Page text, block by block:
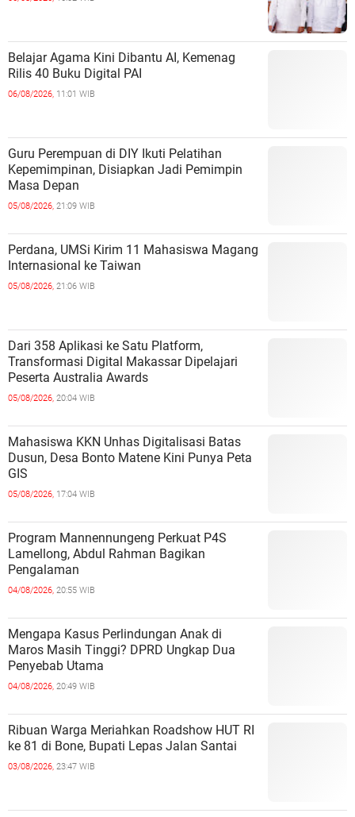
Belajar Agama Kini Dibantu AI, Kemenag
Rilis 40 Buku Digital PAI
06/08/2026, 11:01 WIB
Guru Perempuan di DIY Ikuti Pelatihan
Kepemimpinan, Disiapkan Jadi Pemimpin
Masa Depan
05/08/2026, 21:09 WIB
Perdana, UMSi Kirim 11 Mahasiswa Magang
Internasional ke Taiwan
05/08/2026, 21:06 WIB
Dari 358 Aplikasi ke Satu Platform,
Transformasi Digital Makassar Dipelajari
Peserta Australia Awards
05/08/2026, 20:04 WIB
Mahasiswa KKN Unhas Digitalisasi Batas
Dusun, Desa Bonto Matene Kini Punya Peta
GIS
05/08/2026, 17:04 WIB
Program Mannennungeng Perkuat P4S
Lamellong, Abdul Rahman Bagikan
Pengalaman
04/08/2026, 20:55 WIB
Mengapa Kasus Perlindungan Anak di
Maros Masih Tinggi? DPRD Ungkap Dua
Penyebab Utama
04/08/2026, 20:49 WIB
Ribuan Warga Meriahkan Roadshow HUT RI
ke 81 di Bone, Bupati Lepas Jalan Santai
03/08/2026, 23:47 WIB